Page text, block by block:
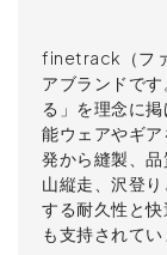
finetrack（フ
アブランドで
る」を理念に
能ウェアやギ
発から縫製、
山縦走、沢登
する耐久性と
も支持されてい